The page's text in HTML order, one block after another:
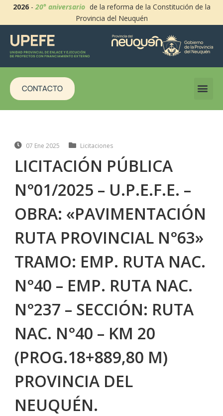
2026-20° aniversario de la reforma de la Constitución de la
Provincia del Neuquén
CONTACTO
07 Ene 2025 Licitaciones
LICITACIÓN PÚBLICA
N°01/2025 – U.P.E.F.E. –
OBRA: «PAVIMENTACIÓN
RUTA PROVINCIAL N°63»
TRAMO: EMP. RUTA NAC.
N°40 – EMP. RUTA NAC.
N°237 – SECCIÓN: RUTA
NAC. N°40 – KM 20
(PROG.18+889,80 M)
PROVINCIA DEL
NEUQUÉN.